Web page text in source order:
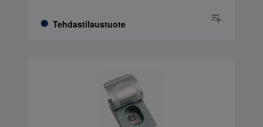
Tehdastilaustuote